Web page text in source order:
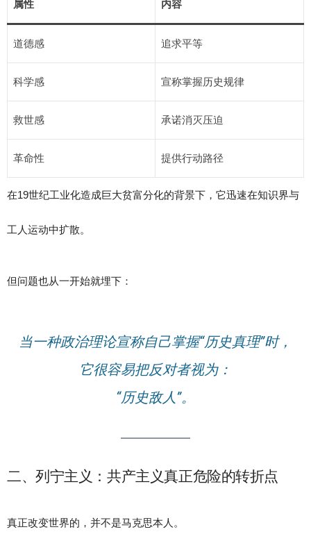
属性 内容
道德感 追求平等
科学感 宣称掌握历史规律
救世感 承诺消灭压迫
革命性 提供行动路径
在19世纪工业化造成巨大贫富分化的背景下，它迅速在知识界与
工人运动中扩散。
但问题也从一开始就埋下：
当一种政治理论宣称自己掌握“历史真理”时，
它很容易把反对者视为：
“历史敌人”。
二、列宁主义：共产主义真正危险的转折点
真正改变世界的，并不是马克思本人。